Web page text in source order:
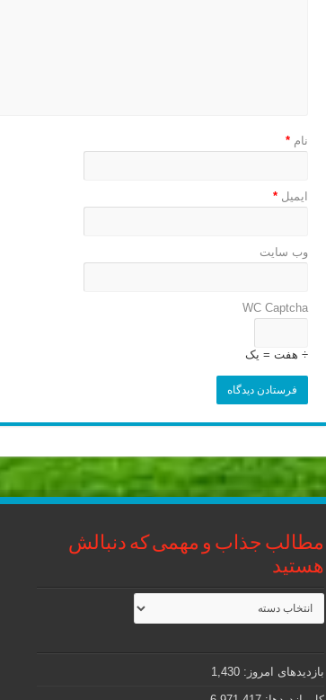
نام*
ایمیل*
وب‌ سایت
WC Captcha
÷ هفت = یک
مطالب جذاب و مهمی که دنبالش
هستید
مطالب
جذاب
و
که
دنبالش
هستید
بازدیدهای امروز: 1,430